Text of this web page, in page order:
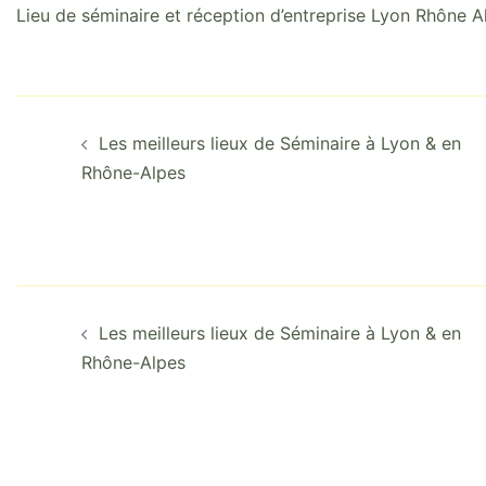
Lieu de séminaire et réception d’entreprise Lyon Rhône
d’articleLes meilleurs lieux de Séminaire à Lyon & en
Rhône-Alpes
d’articleLes meilleurs lieux de Séminaire à Lyon & en
Rhône-Alpes